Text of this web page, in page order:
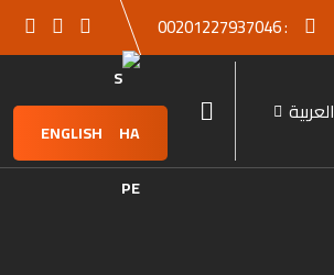
:
00201227937046
العربية
ENGLISH